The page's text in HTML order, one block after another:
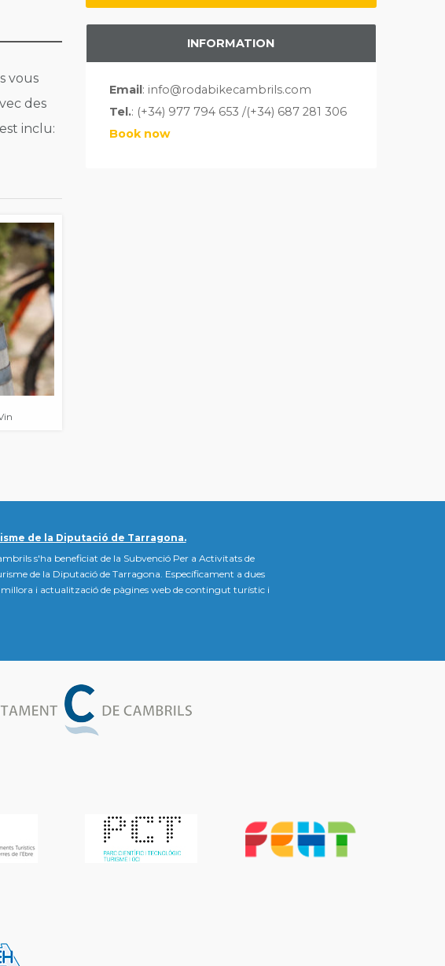
vous
des
inclu:
INFORMATION
Email: info@rodabikecambrils.com
Tel.: (+34) 977 794 653 /(+34) 687 281 306
Book now
de la Diputació de Tarragona.
s'ha beneficiat de la Subvenció Per a Activitats de
de la Diputació de Tarragona. Específicament a dues
i actualització de pàgines web de contingut turístic i